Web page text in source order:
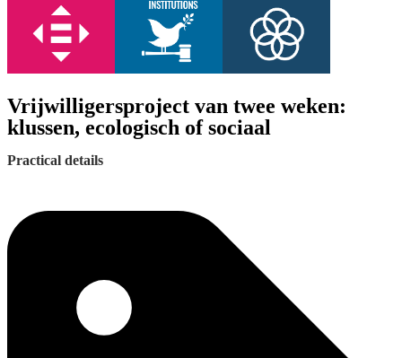
Vrijwilligersproject van twee weken:
klussen, ecologisch of sociaal
Practical details